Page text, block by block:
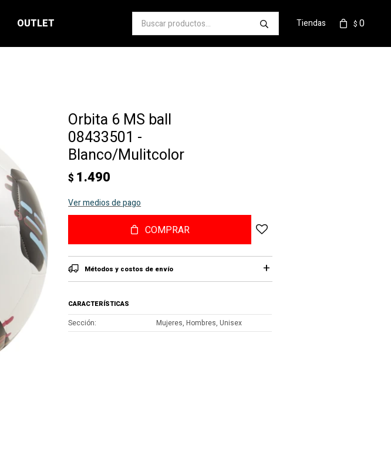
OUTLET $ 0
Tiendas
Orbita 6 MS ball
08433501 -
Blanco/Mulitcolor
$ 1.490
Ver medios de pago
COMPRAR
Métodos y costos de envío
CARACTERÍSTICAS
Sección Mujeres, Hombres, Unisex